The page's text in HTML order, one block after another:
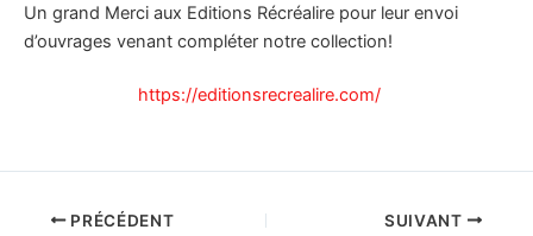
Un grand Merci aux Editions Récréalire pour leur envoi
d’ouvrages venant compléter notre collection!
https://editionsrecrealire.com/
PRÉCÉDENT SUIVANT